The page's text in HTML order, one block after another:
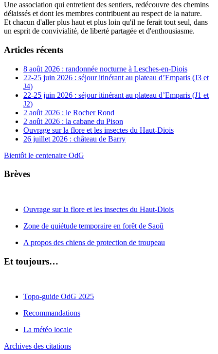
Une association qui entretient des sentiers, redécouvre des chemins
délaissés et dont les membres contribuent au respect de la nature.
Et chacun d'aller plus haut et plus loin qu'il ne ferait tout seul, dans
un esprit de convivialité, de liberté partagée et d'enthousiasme.
Articles récents
8 août 2026 : randonnée nocturne à Lesches-en-Diois
22-25 juin 2026 : séjour itinérant au plateau d’Emparis (J3 et
J4)
22-25 juin 2026 : séjour itinérant au plateau d’Emparis (J1 et
J2)
2 août 2026 : le Rocher Rond
2 août 2026 : la cabane du Pison
Ouvrage sur la flore et les insectes du Haut-Diois
26 juillet 2026 : château de Barry
Bientôt le centenaire OdG
Brèves
Ouvrage sur la flore et les insectes du Haut-Diois
Zone de quiétude temporaire en forêt de Saoû
A propos des chiens de protection de troupeau
Et toujours…
Topo-guide OdG 2025
Recommandations
La météo locale
Archives des citations